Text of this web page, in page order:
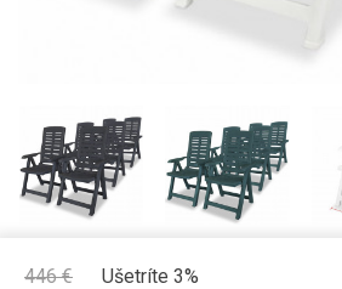
446€ Ušetríte 3%